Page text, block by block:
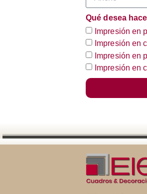
Qué desea
Impresión en
Impresión en
Impresión en
Impresión en